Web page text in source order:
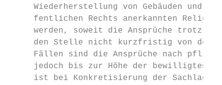
Wiederherstellung von Gebäuden und
fentlichen Rechts anerkannten
werden, soweit die Ansprüche trotz
den Stelle nicht kurzfristig von den
Fällen sind die Ansprüche nach
jedoch bis zur Höhe der bewilligten
ist bei Konkretisierung der Sachlage